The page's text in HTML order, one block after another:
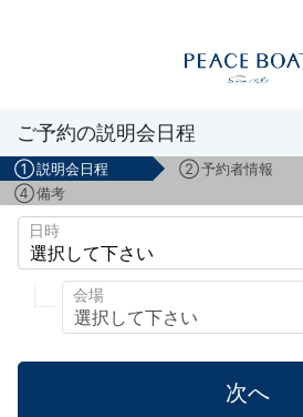
ボランティアスタッフ募
ご予約の説明会日程
①説明会日程 ②予約者情報
④備考
日時
会場
次へ